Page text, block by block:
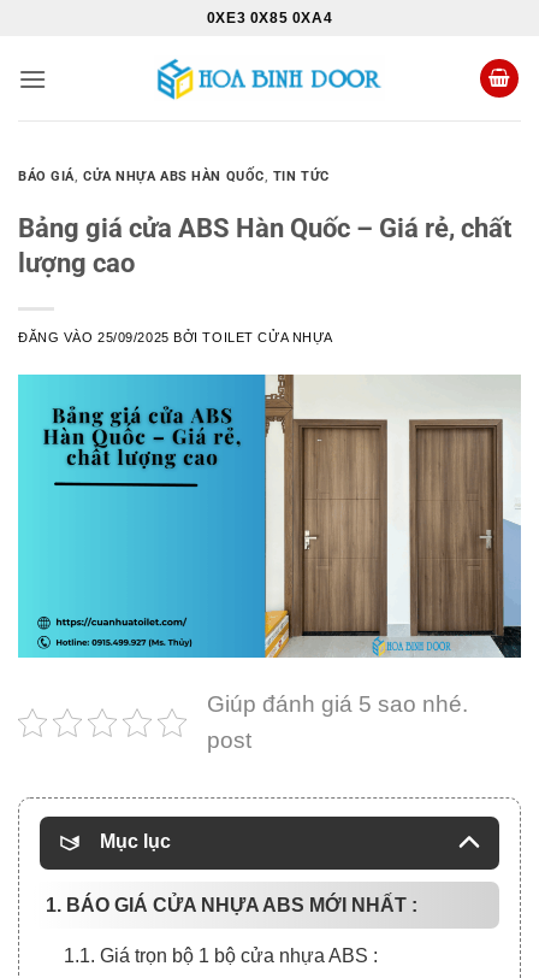
nội
0XE3 0X85 0XA4
BÁO GIÁ,CỬA NHỰA ABS HÀN QUỐC, TIN TỨC
Bảng giá cửa ABS Hàn Quốc – Giá rẻ, chất
lượng cao
ĐĂNG VÀO25/09/2025 BỞITOILET CỬA NHỰA
Giúp đánh giá 5 sao nhé.
post
Mục lục
1. BÁO GIÁ CỬA NHỰA ABS MỚI NHẤT :
1.1. Giá trọn bộ 1 bộ cửa nhựa ABS :